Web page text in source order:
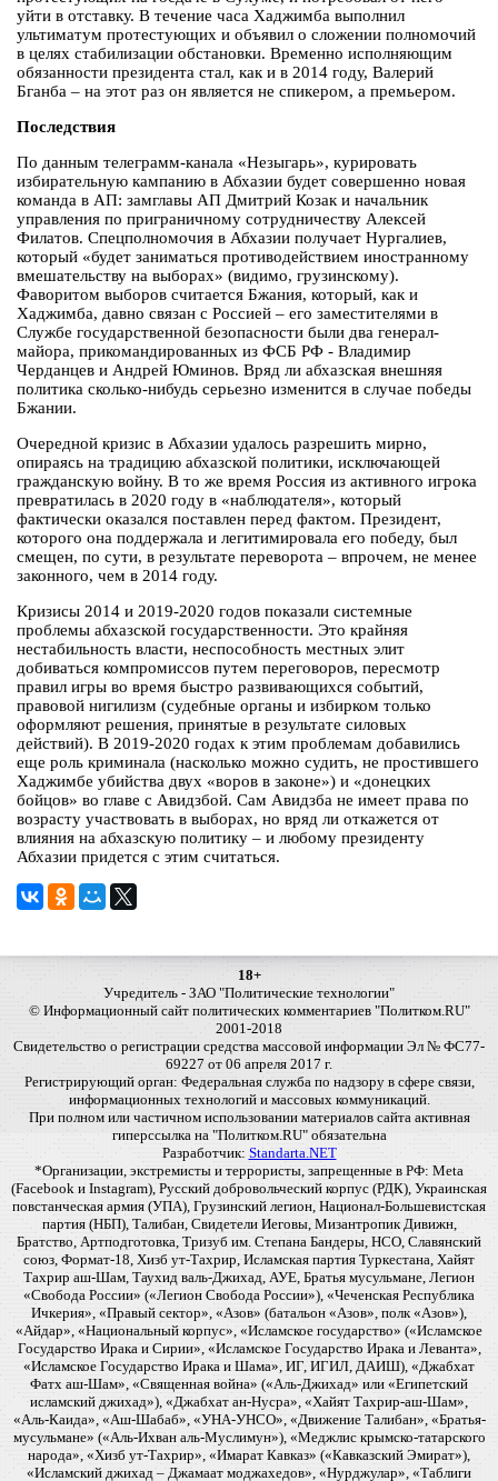
уйти в отставку. В течение часа Хаджимба выполнил
ультиматум протестующих и объявил о сложении полномочий
в целях стабилизации обстановки. Временно исполняющим
обязанности президента стал, как и в 2014 году, Валерий
Бганба – на этот раз он является не спикером, а премьером.
Последствия
По данным телеграмм-канала «Незыгарь», курировать
избирательную кампанию в Абхазии будет совершенно новая
команда в АП: замглавы АП Дмитрий Козак и начальник
управления по приграничному сотрудничеству Алексей
Филатов. Спецполномочия в Абхазии получает Нургалиев,
который «будет заниматься противодействием иностранному
вмешательству на выборах» (видимо, грузинскому).
Фаворитом выборов считается Бжания, который, как и
Хаджимба, давно связан с Россией – его заместителями в
Службе государственной безопасности были два генерал-
майора, прикомандированных из ФСБ РФ - Владимир
Черданцев и Андрей Юминов. Вряд ли абхазская внешняя
политика сколько-нибудь серьезно изменится в случае победы
Бжании.
Очередной кризис в Абхазии удалось разрешить мирно,
опираясь на традицию абхазской политики, исключающей
гражданскую войну. В то же время Россия из активного игрока
превратилась в 2020 году в «наблюдателя», который
фактически оказался поставлен перед фактом. Президент,
которого она поддержала и легитимировала его победу, был
смещен, по сути, в результате переворота – впрочем, не менее
законного, чем в 2014 году.
Кризисы 2014 и 2019-2020 годов показали системные
проблемы абхазской государственности. Это крайняя
нестабильность власти, неспособность местных элит
добиваться компромиссов путем переговоров, пересмотр
правил игры во время быстро развивающихся событий,
правовой нигилизм (судебные органы и избирком только
оформляют решения, принятые в результате силовых
действий). В 2019-2020 годах к этим проблемам добавились
еще роль криминала (насколько можно судить, не простившего
Хаджимбе убийства двух «воров в законе») и «донецких
бойцов» во главе с Авидзбой. Сам Авидзба не имеет права по
возрасту участвовать в выборах, но вряд ли откажется от
влияния на абхазскую политику – и любому президенту
Абхазии придется с этим считаться.
18+
Учредитель - ЗАО "Политические технологии"
© Информационный сайт политических комментариев "Политком.RU"
2001-2018
Свидетельство о регистрации средства массовой информации Эл № ФС77-
69227 от 06 апреля 2017 г.
Регистрирующий орган: Федеральная служба по надзору в сфере связи,
информационных технологий и массовых коммуникаций.
При полном или частичном использовании материалов сайта активная
гиперссылка на "Политком.RU" обязательна
Разработчик: Standarta.NET
*Организации, экстремисты и террористы, запрещенные в РФ: Meta
(Facebook и Instagram), Русский добровольческий корпус (РДК), Украинская
повстанческая армия (УПА), Грузинский легион, Национал-Большевистская
партия (НБП), Талибан, Свидетели Иеговы, Мизантропик Дивижн,
Братство, Артподготовка, Тризуб им. Степана Бандеры, НСО, Славянский
союз, Формат-18, Хизб ут-Тахрир, Исламская партия Туркестана, Хайят
Тахрир аш-Шам, Таухид валь-Джихад, АУЕ, Братья мусульмане, Легион
«Свобода России» («Легион Свобода России»), «Чеченская Республика
Ичкерия», «Правый сектор», «Азов» (батальон «Азов», полк «Азов»),
«Айдар», «Национальный корпус», «Исламское государство» («Исламское
Государство Ирака и Сирии», «Исламское Государство Ирака и Леванта»,
«Исламское Государство Ирака и Шама», ИГ, ИГИЛ, ДАИШ), «Джабхат
Фатх аш-Шам», «Священная война» («Аль-Джихад» или «Египетский
исламский джихад»), «Джабхат ан-Нусра», «Хайят Тахрир-аш-Шам»,
«Аль-Каида», «Аш-Шабаб», «УНА-УНСО», «Движение Талибан», «Братья-
мусульмане» («Аль-Ихван аль-Муслимун»), «Меджлис крымско-татарского
народа», «Хизб ут-Тахрир», «Имарат Кавказ» («Кавказский Эмират»),
«Исламский джихад – Джамаат моджахедов», «Нурджулар», «Таблиги